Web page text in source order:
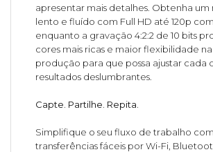
apresentar mais detalhes. Obtenha
lento e fluído com Full HD até 120p
enquanto a gravação 4:2:2 de 10 bits
cores mais ricas e maior flexibilidade
produção para que possa ajustar cada
resultados deslumbrantes.
Capte. Partilhe. Repita.
Simplifique o seu fluxo de trabalho com
transferências fáceis por Wi-Fi,